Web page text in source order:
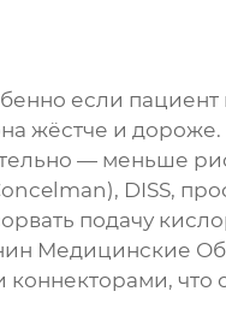
если
жёстче и
— меньше
DISS,
подачу
Медицинские
что